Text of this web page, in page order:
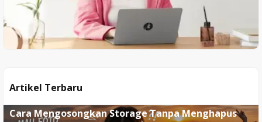
Artikel Terbaru
Cara Mengosongkan Storage Tanpa Menghapus